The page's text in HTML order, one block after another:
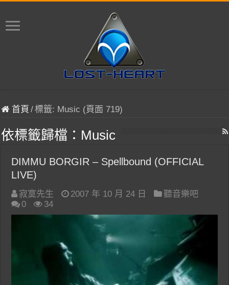
首頁 /標籤: Music (頁面 719)
依標籤歸檔： Music
DIMMU BORGIR – Spellbound (OFFICIAL
LIVE)
寂寞先生 2007 年 10 月 24 日
聽音樂吧
0
34